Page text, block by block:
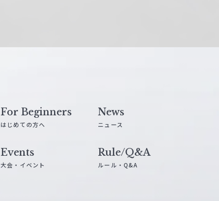
For Beginners
はじめての方へ
News
ニュース
Events
大会・イベント
Rule/Q&A
ルール・Q&A